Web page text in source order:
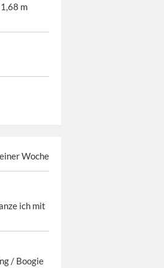
m
Woche
ich mit
/ Boogie